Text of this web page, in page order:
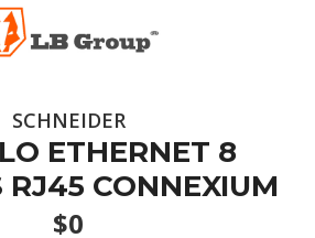
SCHNEIDER
ETHERNET 8
RJ45 CONNEXIUM
$0